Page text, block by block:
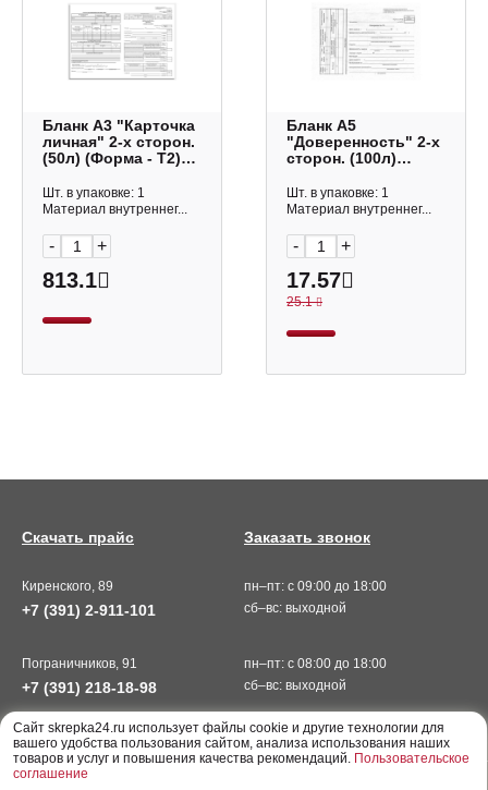
Бланк А3 "Карточка
личная" 2-х сторон.
(50л) (Форма - Т2)
OfficeSpace
(1уп*50листов)
Шт. в упаковке: 1
Материал внутреннег...
- +
813.1
Бланк А5
"Доверенность" 2-х
сторон. (100л)
1_492 OfficeSpace
Шт. в упаковке: 1
Материал внутреннег...
- +
17.57
25.1
Киренского, 89
+7 (391) 2-911-101
пн–пт: с 09:00 до 18:00
сб–вс: выходной
Пограничников, 91
+7 (391) 218-18-98
пн–пт: с 08:00 до 18:00
сб–вс: выходной
Заказать звонок
Скачать прайс
Cайт skrepka24.ru использует файлы cookie и другие технологии для
вашего удобства пользования сайтом, анализа использования наших
товаров и услуг и повышения качества рекомендаций. Пользовательское
соглашение